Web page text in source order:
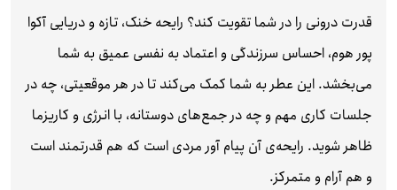
قدرت درونی را در شما تقویت کند؟ رایحه خنک، تازه و دریایی آکوا
پور هوم، احساس سرزندگی و اعتماد به نفسی عمیق به شما
می‌بخشد. این عطر به شما کمک می‌کند تا در هر موقعیتی، چه در
جلسات کاری مهم و چه در جمع‌های دوستانه، با انرژی و کاریزما
ظاهر شوید. رایحه‌ی آن پیام‌ آور مردی است که هم قدرتمند است
و هم آرام و متمرکز.